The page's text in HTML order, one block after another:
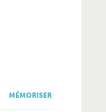
MÉMORISER